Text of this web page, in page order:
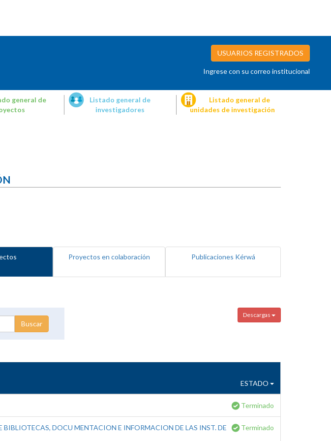
USUARIOS REGISTRADOS
Ingrese con su correo institucional
general de
Listado general de
investigadores
Listado general de
unidades de investigación
Proyectos en colaboración Publicaciones Kérwá
Descargas
ESTADO
Terminado
DOCU MENTACION E INFORMACION DE LAS INST. DE
Terminado